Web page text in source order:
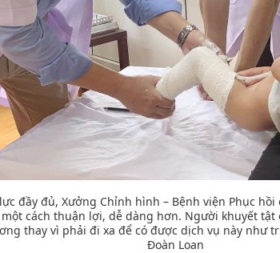
đầy đủ, Xưởng Chỉnh hình – Bệnh viện Phục
cách thuận lợi, dễ dàng hơn. Người khuyết
thay vì phải đi xa để có được dịch vụ này như
Loan